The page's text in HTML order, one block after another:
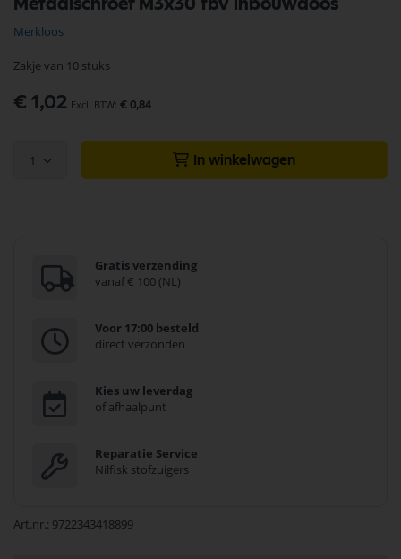
Metaalschroef M3x30 tbv inbouwdoos
Merkloos
Zakje van 10 stuks
€ 1,02 € 0,84
1 In winkelwagen
Gratis verzending
vanaf € 100 (NL)
Voor 17:00 besteld
direct verzonden
Kies uw leverdag
of afhaalpunt
Reparatie Service
Nilfisk stofzuigers
Art.nr. 9722343418899
naar
het
begin
van
de
gallerij